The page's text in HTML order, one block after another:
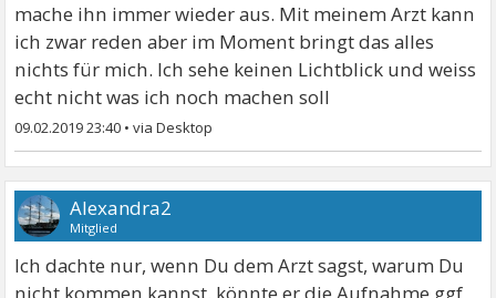
mache ihn immer wieder aus. Mit meinem Arzt kann
ich zwar reden aber im Moment bringt das alles
nichts für mich. Ich sehe keinen Lichtblick und weiss
echt nicht was ich noch machen soll
09.02.2019 23:40 •
Alexandra2
Mitglied
Ich dachte nur, wenn Du dem Arzt sagst, warum Du